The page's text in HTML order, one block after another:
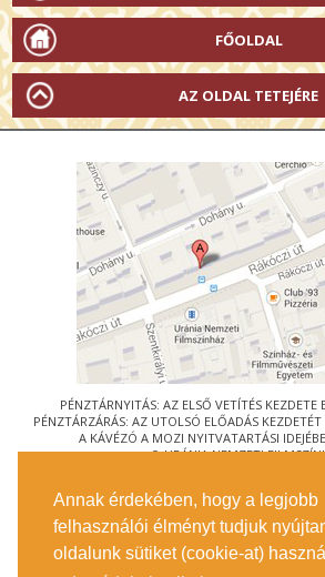
Annak érdekében, hogy a legjobb
felhasználói élményt tudjuk
oldalunk sütiket (cookie-at)
FŐOLDAL
AZ OLDAL TETEJÉRE
PÉNZTÁRNYITÁS: AZ ELSŐ VETÍTÉS KEZDETE
PÉNZTÁRZÁRÁS: AZ UTOLSÓ ELŐADÁS
A KÁVÉZÓ A MOZI NYITVATARTÁSI
© URÁNIA NEMZETI
1088 BUDAPEST, RÁKÓCZI ÚT
MEGKÖZELÍTÉS
JEGYINFORMÁCIÓ